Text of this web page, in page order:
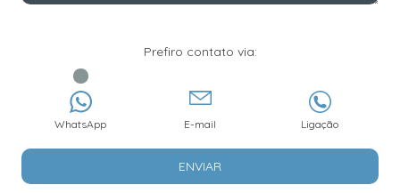
Prefiro contato via:
WhatsApp E-mail Ligação
ENVIAR